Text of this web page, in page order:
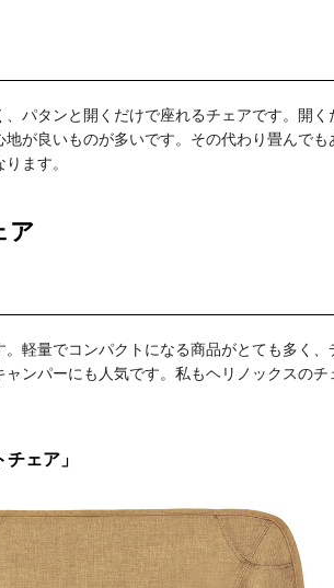
パタンと開くだけで座れるチェアです。開く
が良いものが多いです。その代わり畳んでも
ます。
ア
軽量でコンパクトになる商品がとても多く、
ンパーにも人気です。私もヘリノックスのチ
ェア」